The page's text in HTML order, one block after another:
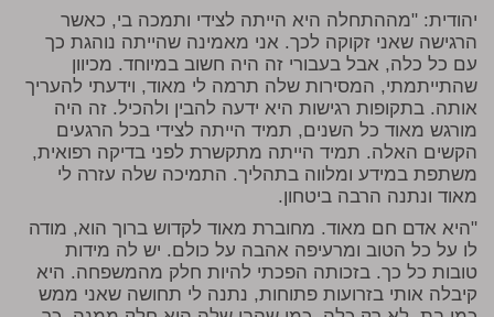
יהודית: "מההתחלה היא הייתה לצידי ותמכה בי, כאשר
הרגישה שאני זקוקה לכך. אני מאמינה שהייתה נוהגת כך
עם כל כלה, אבל בעבורי זה היה חשוב במיוחד. מכיוון
שהתייתמתי, המסירות שלה תרמה לי מאוד, וידעתי להעריך
אותה. בתקופות רגישות היא ידעה להבין ולהכיל. זה היה
מורגש מאוד כל השנים, תמיד הייתה לצידי בכל הרגעים
הקשים האלה. תמיד הייתה מתקשרת לפני בדיקה רפואית,
משתפת במידע ומלווה בתהליך. התמיכה שלה עזרה לי
מאוד ונתנה הרבה ביטחון.
"היא אדם חם מאוד. מחוברת מאוד לקדוש ברוך הוא, מודה
לו על כל הטוב ומרעיפה אהבה על כולם. יש לה מידות
טובות כל כך. בזכותה הפכתי להיות חלק מהמשפחה. היא
קיבלה אותי בזרועות פתוחות, נתנה לי תחושה שאני ממש